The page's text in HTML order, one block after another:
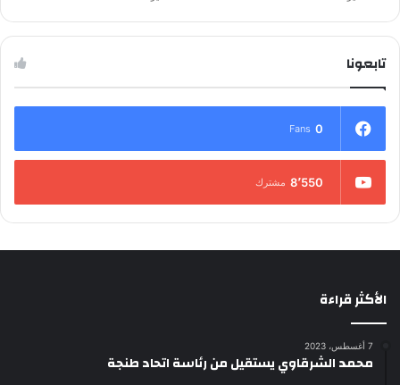
تابعونا
0
Fans
8٬550 مشترك
الأكثر قراءة
7 أغسطس، 2023
محمد الشرقاوي يستقيل من رئاسة اتحاد طنجة